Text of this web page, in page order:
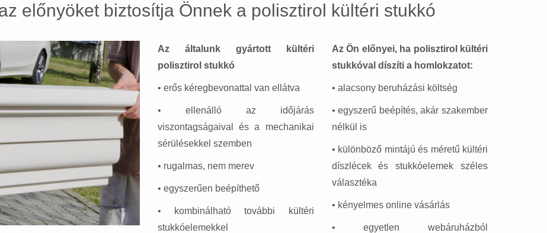
előnyöket biztosítja Önnek a polisztirol kültéri stukkó
Az általunk gyártott kültéri
polisztirol stukkó
• erős kéregbevonattal van ellátva
• ellenálló az időjárás
viszontagságaival és a mechanikai
sérülésekkel szemben
• rugalmas, nem merev
• egyszerűen beépíthető
• kombinálható további kültéri
stukkóelemekkel
Az Ön előnyei, ha polisztirol kültéri
stukkóval díszíti a homlokzatot:
• alacsony beruházási költség
• egyszerű beépítés, akár szakember
nélkül is
• különböző mintájú és méretű kültéri
díszlécek és stukkóelemek széles
választéka
• kényelmes online vásárlás
• egyetlen webáruházból